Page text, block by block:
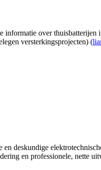
informatie over thuisbatterijen
versterkingsprojecten) (
deskundige
en professionele, nette